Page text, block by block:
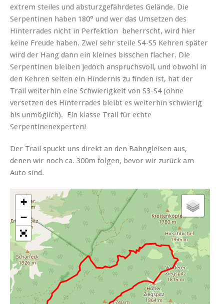
extrem steiles und absturzgefährdetes Gelände. Die
Serpentinen haben 180° und wer das Umsetzen des
Hinterrades nicht in Perfektion beherrscht, wird hier
keine Freude haben. Zwei sehr steile S4-S5 Kehren später
wird der Hang dann ein kleines bisschen flacher. Die
Serpentinen bleiben jedoch anspruchsvoll, und obwohl in
den Kehren selten ein Hindernis zu finden ist, hat der
Trail weiterhin eine Schwierigkeit von S3-S4 (ohne
versetzen des Hinterrades bleibt es weiterhin schwierig
bis unmöglich). Ein klasse Trail für echte
Serpentinenexperten!
Der Trail spuckt uns direkt an den Bahngleisen aus,
denen wir noch ca. 300m folgen, bevor wir zurück am
Auto sind.
+
−